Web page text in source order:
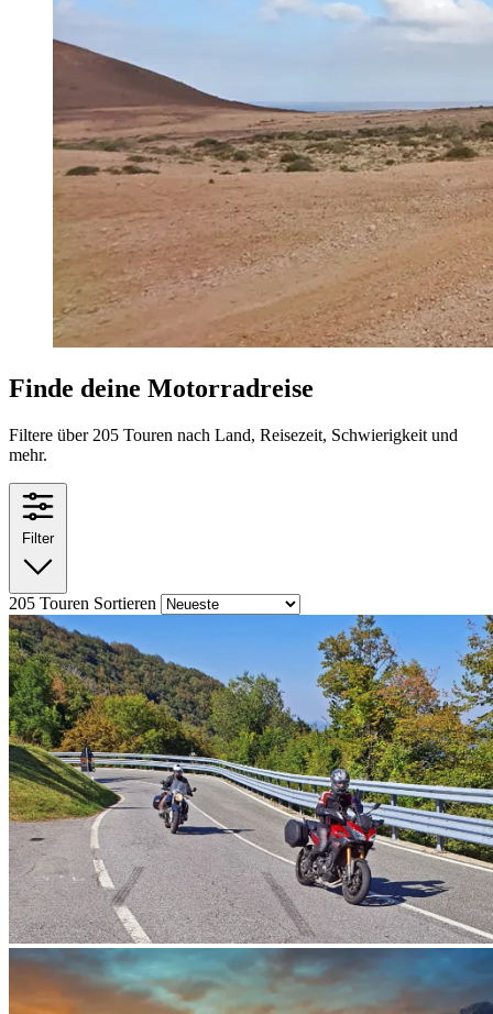
Finde deine Motorradreise
Filtere über 205 Touren nach Land, Reisezeit, Schwierigkeit und
mehr.
Filter
205 Touren Sortieren